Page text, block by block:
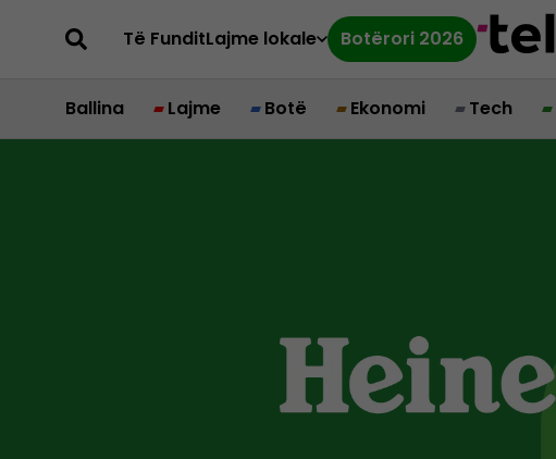
Të FunditLajme lokale Botërori 2026
Ballina Lajme Botë Ekonomi Tech